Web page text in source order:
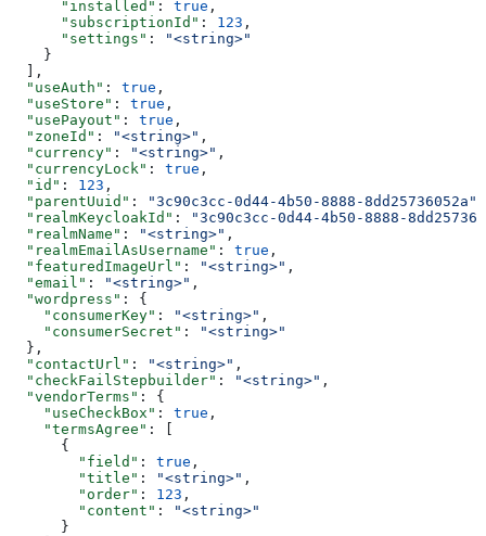
      "installed"
: true ,
      "subscriptionId"
: 123 ,
      "settings"
:
"<string>"
    }
  ],
  "useAuth"
: true ,
  "useStore"
: true ,
  "usePayout"
: true ,
  "zoneId"
: "<string>" ,
  "currency"
: "<string>" ,
  "currencyLock"
: true ,
  "id"
: 123 ,
  "parentUuid"
: "3c90c3cc-0d44-4b50-8888-8dd25736052a"
  "realmKeycloakId"
:
"3c90c3cc-0d44-4b50-8888-
  "realmName"
: "<string>" ,
  "realmEmailAsUsername"
: true ,
  "featuredImageUrl"
: "<string>" ,
  "email"
: "<string>" ,
  "wordpress"
: {
    "consumerKey"
: "<string>" ,
    "consumerSecret"
:
"<string>"
  },
  "contactUrl"
: "<string>" ,
  "checkFailStepbuilder"
: "<string>" ,
  "vendorTerms"
: {
    "useCheckBox"
: true ,
    "termsAgree"
: [
      {
        "field"
: true ,
        "title"
: "<string>" ,
        "order"
: 123 ,
        "content"
:
"<string>"
      }